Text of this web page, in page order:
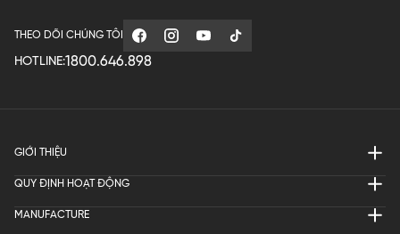
THEO DÕI CHÚNG TÔI
HOTLINE:1800.646.898
GIỚI THIỆU
QUY ĐỊNH HOẠT ĐỘNG
MANUFACTURE